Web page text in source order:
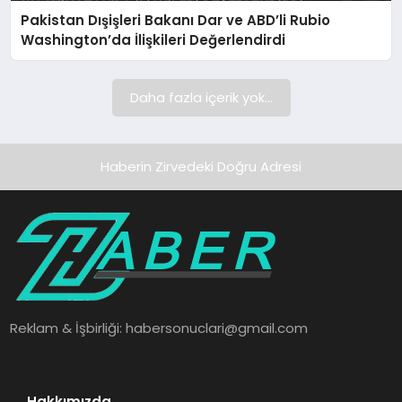
SAĞLIK
Pakistan Dışişleri Bakanı Dar ve ABD’li Rubio
Washington’da İlişkileri Değerlendirdi
Daha fazla içerik yok...
Haberin Zirvedeki Doğru Adresi
Reklam & İşbirliği:habersonuclari@gmail.com